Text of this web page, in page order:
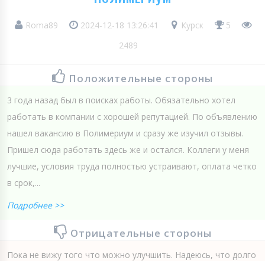
Roma89 2024-12-18 13:26:41 Курск
5
2489
Положительные стороны
3 года назад был в поисках работы. Обязательно хотел
работать в компании с хорошей репутацией. По объявлению
нашел вакансию в Полимериум и сразу же изучил отзывы.
Пришел сюда работать здесь же и остался. Коллеги у меня
лучшие, условия труда полностью устраивают, оплата четко
в срок,...
Подробнее >>
Отрицательные стороны
Пока не вижу того что можно улучшить. Надеюсь, что долго